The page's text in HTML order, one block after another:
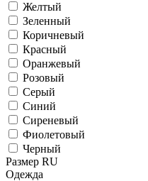
Желтый
Зеленный
Коричневый
Красный
Оранжевый
Розовый
Серый
Синий
Сиреневый
Фиолетовый
Черный
Размер RU
Одежда